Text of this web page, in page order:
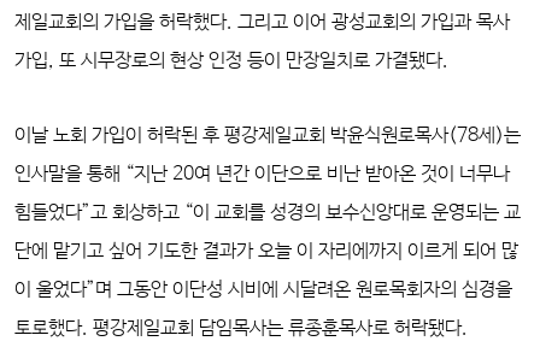
제일교회의 가입을 허락했다. 그리고 이어 광성교회의 가입과 목사
가입, 또 시무장로의 현상 인정 등이 만장일치로 가결됐다.
이날 노회 가입이 허락된 후 평강제일교회 박윤식원로목사(78세)는
인사말을 통해 “지난 20여 년간 이단으로 비난 받아온 것이 너무나
힘들었다”고 회상하고 “이 교회를 성경의 보수신앙대로 운영되는 교
단에 맡기고 싶어 기도한 결과가 오늘 이 자리에까지 이르게 되어 많
이 울었다”며 그동안 이단성 시비에 시달려온 원로목회자의 심경을
토로했다. 평강제일교회 담임목사는 류종훈목사로 허락됐다.